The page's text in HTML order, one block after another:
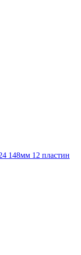
148мм 12 пластин